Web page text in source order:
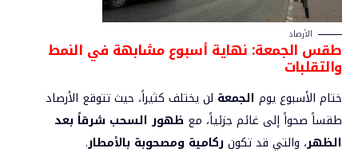
الأرصاد
طقس الجمعة: نهاية أسبوع مشابهة في النمط
والتقلبات
ختام الأسبوع يوم الجمعة لن يختلف كثيراً، حيث تتوقع الأرصاد
طقساً صحواً إلى غائم جزئياً، مع ظهور السحب شرقاً بعد
الظهر، والتي قد تكونركامية ومصحوبة بالأمطار.